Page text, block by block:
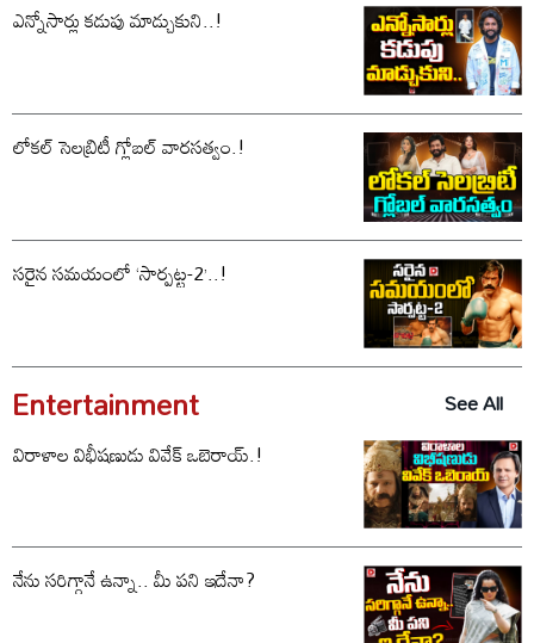
ఎన్నోసార్లు కడుపు మాడ్చుకుని..!
లోకల్ సెలబ్రిటీ గ్లోబల్ వారసత్వం.!
సరైన సమయంలో ‘సార్పట్ట-2’..!
Entertainment
See All
విరాళాల విభీషణుడు వివేక్ ఒబెరాయ్.!
నేను సరిగ్గానే ఉన్నా.. మీ పని ఇదేనా?